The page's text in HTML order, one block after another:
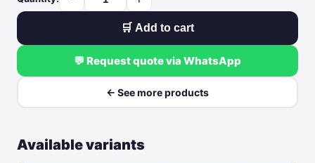
🛒 Add to cart
💬 Request quote via WhatsApp
← See more products
Available variants